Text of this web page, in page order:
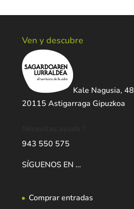
Ven y descubre
Kale Nagusia, 48
20115 Astigarraga Gipuzkoa
943 550 575
SÍGUENOS EN …
Comprar entradas